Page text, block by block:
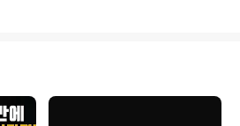
터를 사용한 예를 포함
명 및 교육 목적으로만
되어서는 안 됩니다. 기
과 가격에 초점을 맞춥